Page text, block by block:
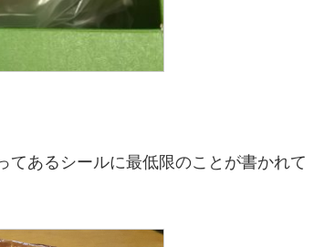
てあるシールに最低限のことが書かれて